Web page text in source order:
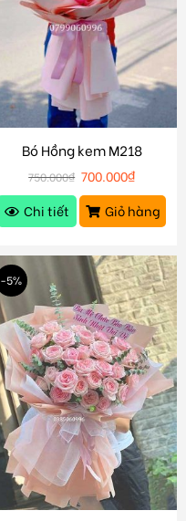
Bó Hồng kem M218
750.000₫ 700.000₫
Chi tiết
Giỏ hàng
-5%